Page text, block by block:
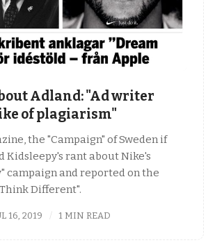
Adland: "Ad writer
of plagiarism"
the "Campaign" of Sweden if
Kidsleepy's rant about Nike's
campaign and reported on the
Different".
16, 2019 1 MIN READ